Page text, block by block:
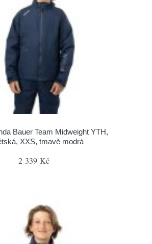
Bauer Team Midweight YTH,
XXS, tmavě modrá
2 339 Kč